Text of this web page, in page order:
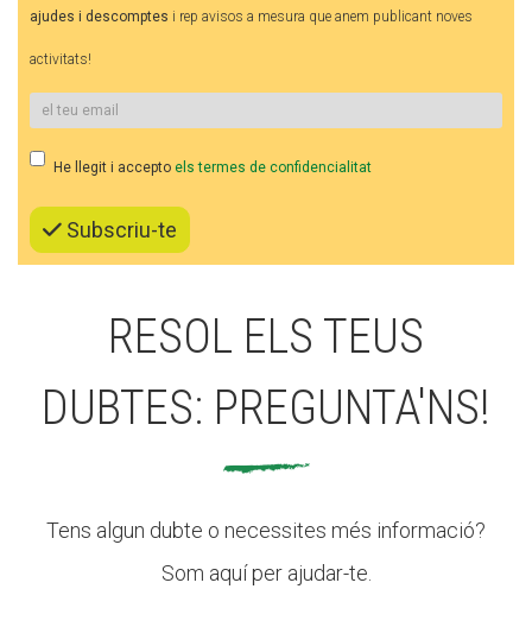
ajudes i descomptes i rep avisos a mesura que anem publicant noves
activitats!
He llegit i accepto els termes de confidencialitat
Subscriu-te
RESOL ELS TEUS
DUBTES: PREGUNTA'NS!
Tens algun dubte o necessites més informació?
Som aquí per ajudar-te.
SUPORT TERCER SECTOR